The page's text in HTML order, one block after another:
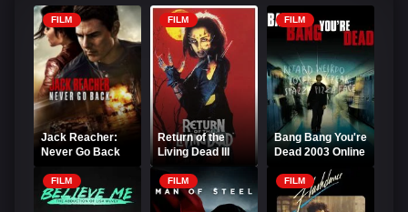
FILM
Jack Reacher:
Never Go Back
Subtitrat
FILM
Return of the
Living Dead III
1993 Online
Subtitrat
FILM
Bang Bang You're
Dead 2003 Online
FILM FILM FILM